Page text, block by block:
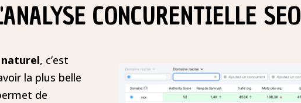
CONCURENTIELLE SEO
, c’est
la plus belle
de